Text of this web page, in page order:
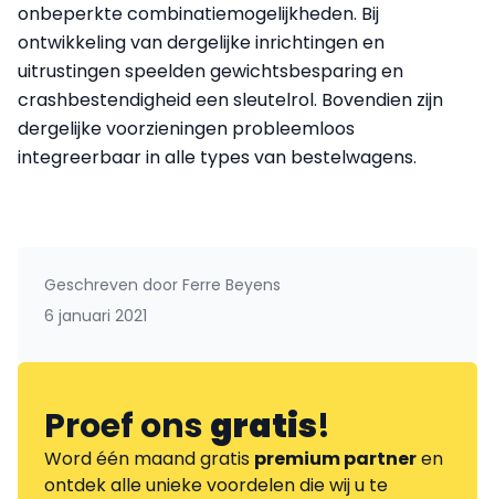
onbeperkte combinatiemogelijkheden. Bij
ontwikkeling van dergelijke inrichtingen en
uitrustingen speelden gewichtsbesparing en
crashbestendigheid een sleutelrol. Bovendien zijn
dergelijke voorzieningen probleemloos
integreerbaar in alle types van bestelwagens.
Geschreven door Ferre Beyens
6 januari 2021
Proef onsgratis!
Word één maand gratis premium partneren
ontdek alle unieke voordelen die wij u te